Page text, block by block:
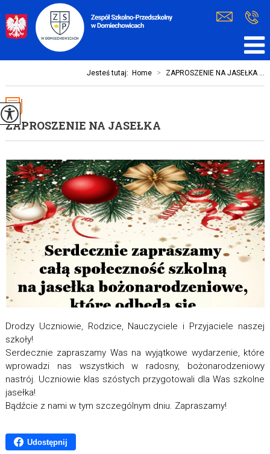
Jesteś tutaj: Home > ZAPROSZENIE NA JASEŁKA ...
ZAPROSZENIE NA JASEŁKA
Drodzy Uczniowie, Rodzice, Nauczyciele i Przyjaciele naszej
szkoły!
Serdecznie zapraszamy Was na wyjątkowe wydarzenie, które
wprowadzi nas wszystkich w radosny, bożonarodzeniowy
nastrój. Uczniowie klas szóstych przygotowali dla Was szkolne
jasełka!
Bądźcie z nami w tym szczególnym dniu. Zapraszamy!
Udostępnij